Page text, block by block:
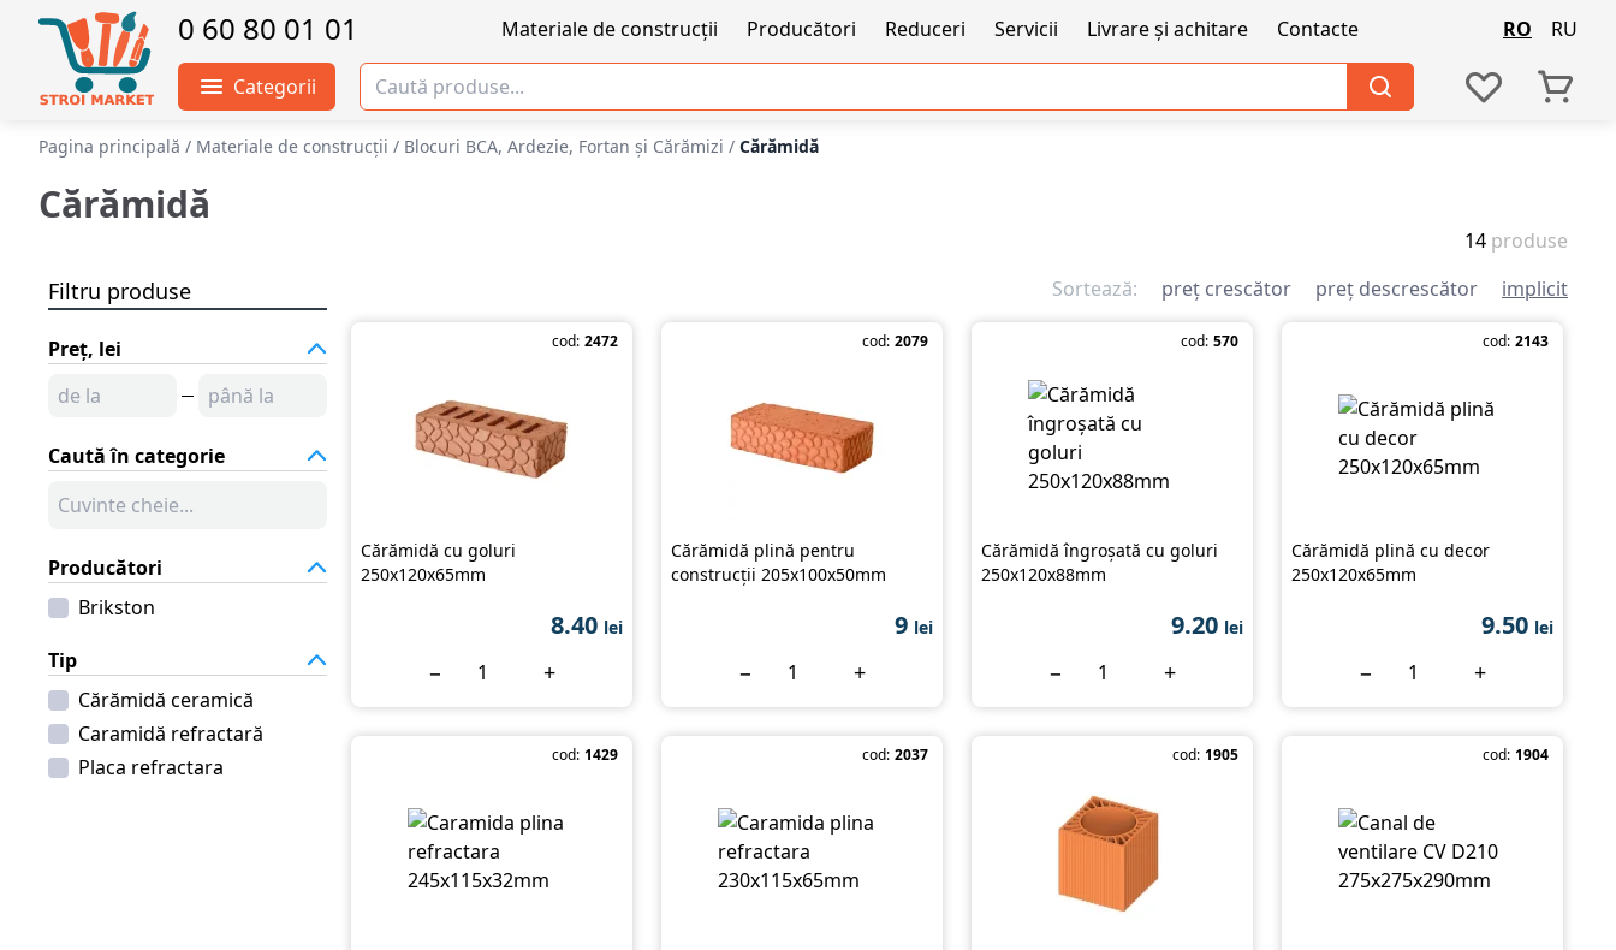
0 60 80 01 01 Materiale de construcții Producători Reduceri Servicii Livrare și achitare Contacte RO RU
Categorii
Pagina principală / Materiale de construcții / Blocuri BCA, Ardezie, Fortan și Cărămizi / Cărămidă
Cărămidă
14 produse
Filtru produse
Preț, lei
Caută în categorie
Producători
Brikston
Tip
Cărămidă ceramică
Caramidă refractară
Placa refractara
Sortează: preț crescător preț descrescător implicit
cod: 2472
Cărămidă cu goluri
250x120x65mm
8.40 lei
− +
cod: 2079
Cărămidă plină pentru
construcții 205x100x50mm
9 lei
− +
cod: 570
Cărămidă îngroșată cu goluri
250x120x88mm
9.20 lei
− +
cod: 2143
Cărămidă plină cu decor
250x120x65mm
9.50 lei
− +
cod: 1429 cod: 2037 cod: 1905 cod: 1904